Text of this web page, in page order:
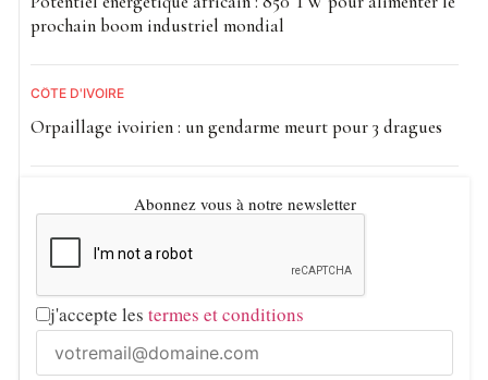
prochain boom industriel mondial
CÔTE D'IVOIRE
Orpaillage ivoirien : un gendarme meurt pour 3 dragues
Abonnez vous à notre newsletter
j'accepte les termes et conditions